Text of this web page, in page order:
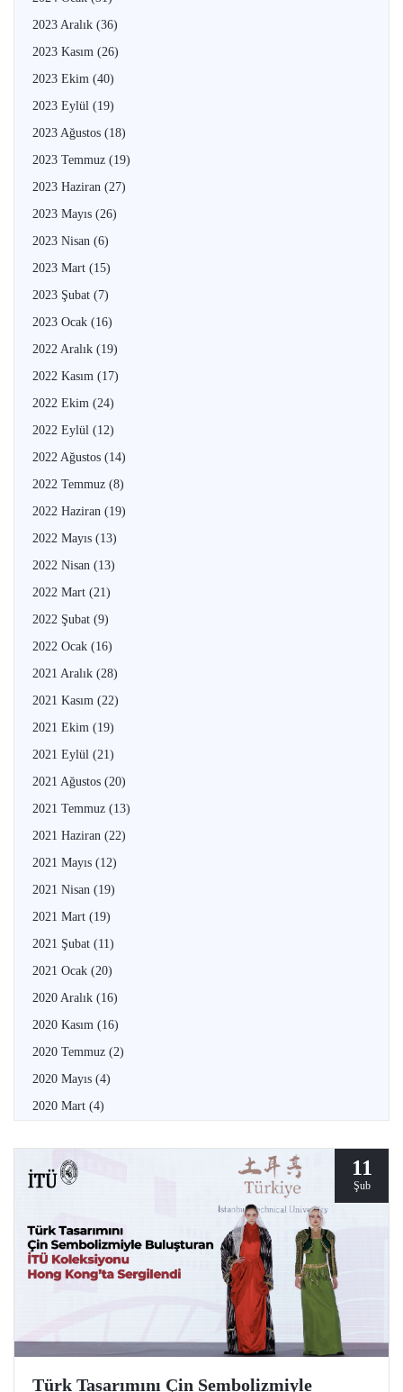
2023 Aralık (36)
2023 Kasım (26)
2023 Ekim (40)
2023 Eylül (19)
2023 Ağustos (18)
2023 Temmuz (19)
2023 Haziran (27)
2023 Mayıs (26)
2023 Nisan (6)
2023 Mart (15)
2023 Şubat (7)
2023 Ocak (16)
2022 Aralık (19)
2022 Kasım (17)
2022 Ekim (24)
2022 Eylül (12)
2022 Ağustos (14)
2022 Temmuz (8)
2022 Haziran (19)
2022 Mayıs (13)
2022 Nisan (13)
2022 Mart (21)
2022 Şubat (9)
2022 Ocak (16)
2021 Aralık (28)
2021 Kasım (22)
2021 Ekim (19)
2021 Eylül (21)
2021 Ağustos (20)
2021 Temmuz (13)
2021 Haziran (22)
2021 Mayıs (12)
2021 Nisan (19)
2021 Mart (19)
2021 Şubat (11)
2021 Ocak (20)
2020 Aralık (16)
2020 Kasım (16)
2020 Temmuz (2)
2020 Mayıs (4)
2020 Mart (4)
11
Şub
Türk Tasarımını Çin Sembolizmiyle